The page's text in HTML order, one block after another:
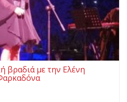
βραδιά με την Ελένη